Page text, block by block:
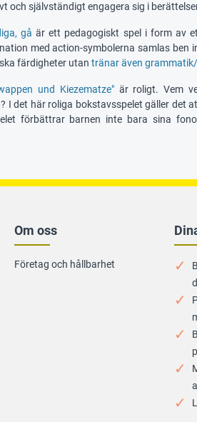
och självständigt engagera sig i
gå är ett pedagogiskt spel i form av
med action-symbolerna samlas
färdigheter utan tränar även
und Kiezematze"är roligt. Vem
I det här roliga bokstavsspelet gäller
förbättrar barnen inte bara sina
Om oss
Företag och hållbarhet